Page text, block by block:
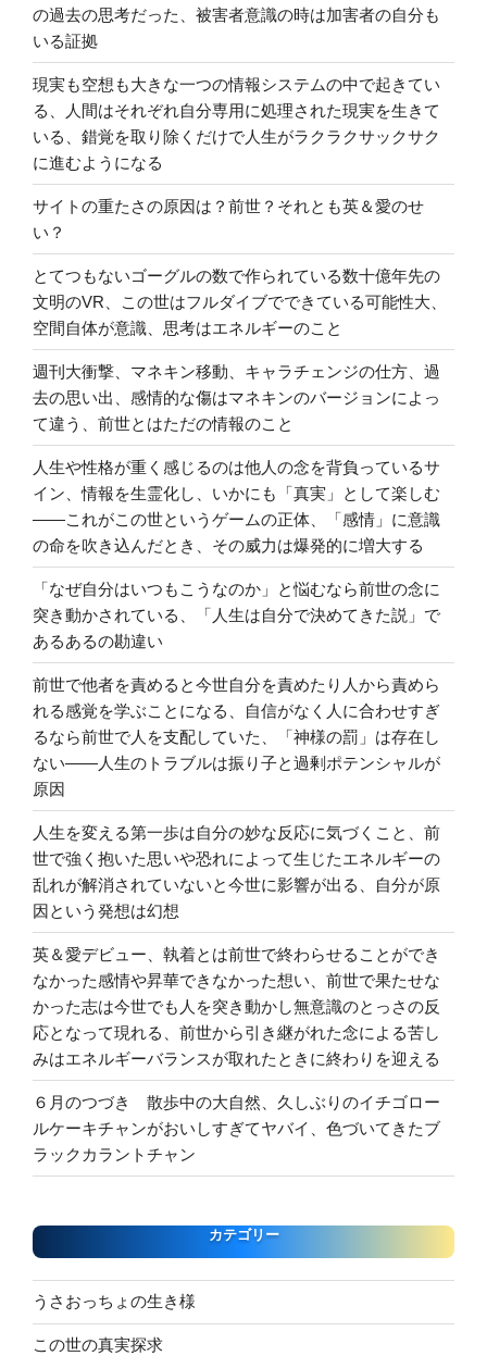
の過去の思考だった、被害者意識の時は加害者の自分も
いる証拠
現実も空想も大きな一つの情報システムの中で起きてい
る、人間はそれぞれ自分専用に処理された現実を生きて
いる、錯覚を取り除くだけで人生がラクラクサックサク
に進むようになる
サイトの重たさの原因は？前世？それとも英＆愛のせ
い？
とてつもないゴーグルの数で作られている数十億年先の
文明のVR、この世はフルダイブでできている可能性大、
空間自体が意識、思考はエネルギーのこと
週刊大衝撃、マネキン移動、キャラチェンジの仕方、過
去の思い出、感情的な傷はマネキンのバージョンによっ
て違う、前世とはただの情報のこと
人生や性格が重く感じるのは他人の念を背負っているサ
イン、情報を生霊化し、いかにも「真実」として楽しむ
――これがこの世というゲームの正体、「感情」に意識
の命を吹き込んだとき、その威力は爆発的に増大する
「なぜ自分はいつもこうなのか」と悩むなら前世の念に
突き動かされている、「人生は自分で決めてきた説」で
あるあるの勘違い
前世で他者を責めると今世自分を責めたり人から責めら
れる感覚を学ぶことになる、自信がなく人に合わせすぎ
るなら前世で人を支配していた、「神様の罰」は存在し
ない――人生のトラブルは振り子と過剰ポテンシャルが
原因
人生を変える第一歩は自分の妙な反応に気づくこと、前
世で強く抱いた思いや恐れによって生じたエネルギーの
乱れが解消されていないと今世に影響が出る、自分が原
因という発想は幻想
英＆愛デビュー、執着とは前世で終わらせることができ
なかった感情や昇華できなかった想い、前世で果たせな
かった志は今世でも人を突き動かし無意識のとっさの反
応となって現れる、前世から引き継がれた念による苦し
みはエネルギーバランスが取れたときに終わりを迎える
６月のつづき 散歩中の大自然、久しぶりのイチゴロー
ルケーキチャンがおいしすぎてヤバイ、色づいてきたブ
ラックカラントチャン
カテゴリー
うさおっちょの生き様
この世の真実探求